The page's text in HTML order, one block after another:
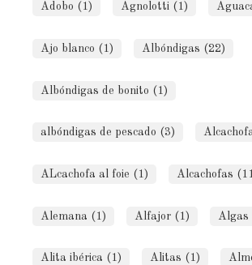
Adobo (1) Agnolotti (1)
Ajo blanco (1) Albóndigas (22)
Albóndigas de bonito (1)
albóndigas de pescado (3)
ALcachofa al foie (1) Alcachofas
Alemana (1) Alfajor (1) Algas
Alita ibérica (1) Alitas (1)